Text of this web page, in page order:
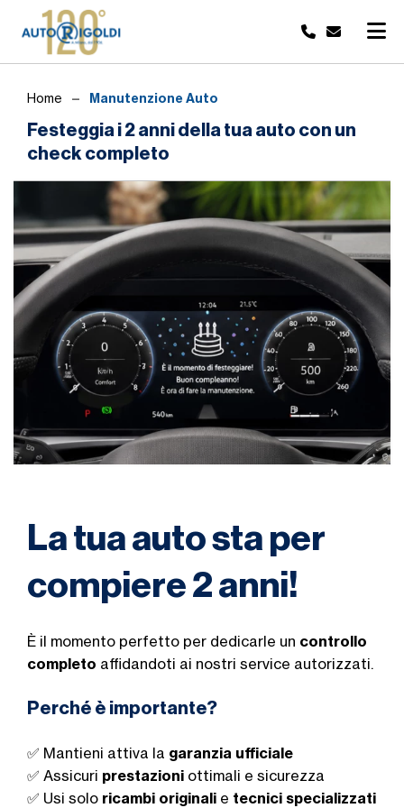
Festeggia i 2 anni della tua auto con un
check completo
Home Manutenzione Auto
La tua auto sta per
compiere 2 anni!
È il momento perfetto per dedicarle un controllo
completo affidandoti ai nostri service autorizzati.
Perché è importante?
✅ Mantieni attiva la garanzia ufficiale
✅ Assicuri prestazioni ottimali e sicurezza
✅ Usi solo ricambi originali e tecnici specializzati